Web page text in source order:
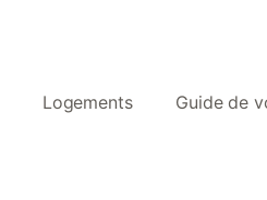
Logements Guide de